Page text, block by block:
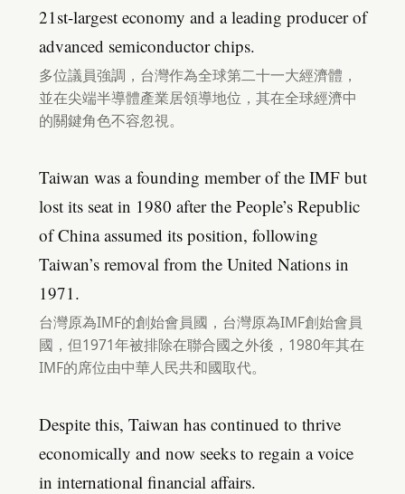
21st-largest economy and a leading producer of
advanced semiconductor chips.
多位議員強調，台灣作為全球第二十一大經濟體，
並在尖端半導體產業居領導地位，其在全球經濟中
的關鍵角色不容忽視。
Taiwan was a founding member of the IMF but
lost its seat in 1980 after the People’s Republic
of China assumed its position, following
Taiwan’s removal from the United Nations in
1971.
台灣原為IMF的創始會員國，台灣原為IMF創始會員
國，但1971年被排除在聯合國之外後，1980年其在
IMF的席位由中華人民共和國取代。
Despite this, Taiwan has continued to thrive
economically and now seeks to regain a voice
in international financial affairs.